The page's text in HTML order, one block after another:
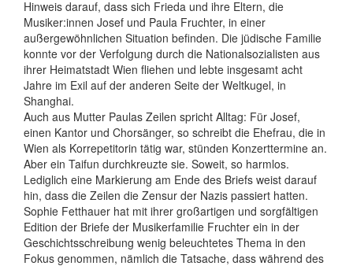
Hinweis darauf, dass sich Frieda und ihre Eltern, die
Musiker:innen Josef und Paula Fruchter, in einer
außergewöhnlichen Situation befinden. Die jüdische Familie
konnte vor der Verfolgung durch die Nationalsozialisten aus
ihrer Heimatstadt Wien fliehen und lebte insgesamt acht
Jahre im Exil auf der anderen Seite der Weltkugel, in
Shanghai.
Auch aus Mutter Paulas Zeilen spricht Alltag: Für Josef,
einen Kantor und Chorsänger, so schreibt die Ehefrau, die in
Wien als Korrepetitorin tätig war, stünden Konzerttermine an.
Aber ein Taifun durchkreuzte sie. Soweit, so harmlos.
Lediglich eine Markierung am Ende des Briefs weist darauf
hin, dass die Zeilen die Zensur der Nazis passiert hatten.
Sophie Fetthauer hat mit ihrer großartigen und sorgfältigen
Edition der Briefe der Musikerfamilie Fruchter ein in der
Geschichtsschreibung wenig beleuchtetes Thema in den
Fokus genommen, nämlich die Tatsache, dass während des